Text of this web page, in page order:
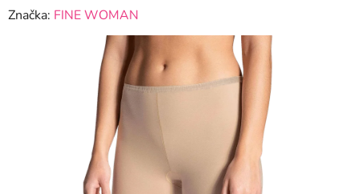
Značka: FINE WOMAN